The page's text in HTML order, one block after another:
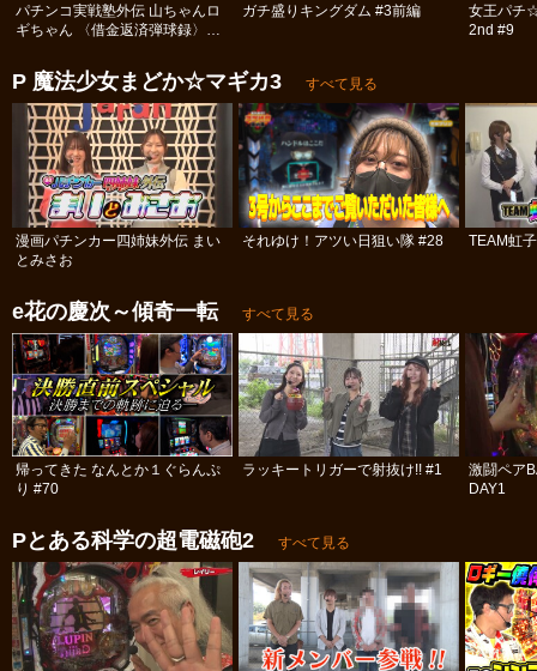
パチンコ実戦塾外伝 山ちゃんロ
ギちゃん 〈借金返済弾球録〉
ガチ盛りキングダム #3前編
女王パチ
2nd #9
P 魔法少女まどか☆マギカ3 すべて見る
漫画パチンカー四姉妹外伝 まい
とみさお
それゆけ！アツい日狙い隊 #28 TEAM虹
e花の慶次～傾奇一転 すべて見る
帰ってきた なんとか１ぐらんぷ
り #70
ラッキートリガーで射抜け!! #1
激闘ペア
DAY1
Pとある科学の超電磁砲2 すべて見る